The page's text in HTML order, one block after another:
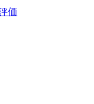
価